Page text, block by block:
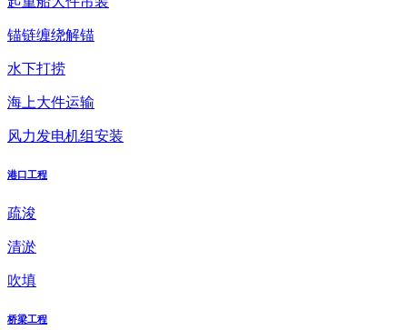
锚链缠绕解锚
水下打捞
海上大件运输
风力发电机组安装
港口工程
疏浚
清淤
吹填
桥梁工程